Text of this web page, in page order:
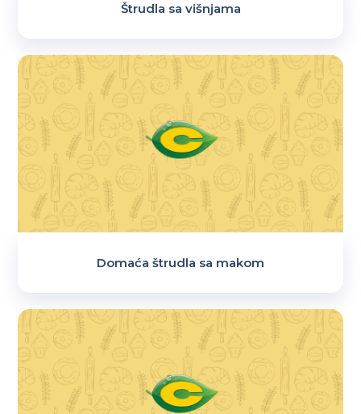
Štrudla sa višnjama
Domaća štrudla sa makom